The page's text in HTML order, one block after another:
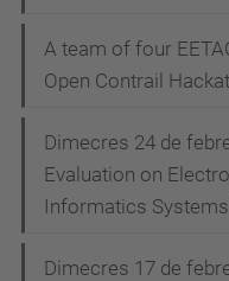
A team of four
Open Contrail
Dimecres 24 de
Evaluation on
Informatics
Dimecres 17 de